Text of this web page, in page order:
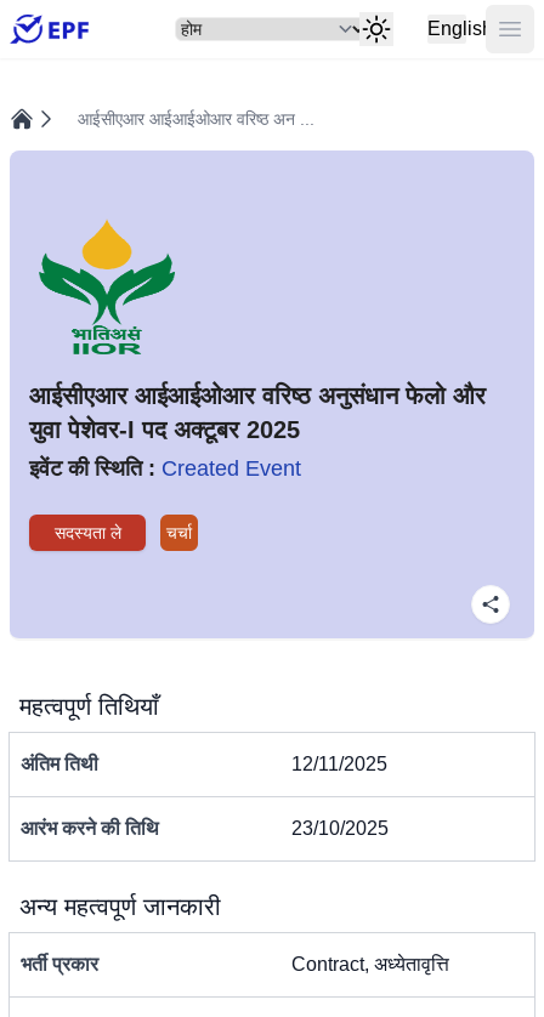
सेलेक्ट English
आईसीएआर आईआईओआर वरिष्ठ अन ...
आईसीएआर आईआईओआर वरिष्ठ अनुसंधान फेलो और
युवा पेशेवर-I पद अक्टूबर 2025
इवेंट की स्थिति : Created Event
सदस्यता ले चर्चा
महत्वपूर्ण तिथियाँ
अंतिम तिथी 12/11/2025
आरंभ करने की तिथि 23/10/2025
अन्य महत्वपूर्ण जानकारी
भर्ती प्रकार Contract, अध्येतावृत्ति